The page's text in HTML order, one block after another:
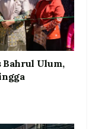
Bahrul Ulum,